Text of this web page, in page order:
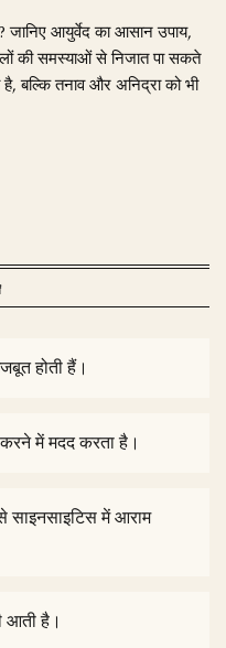
आयुर्वेद का आसान उपाय,
की समस्याओं से निजात पा सकते
बल्कि तनाव और अनिद्रा को भी
होती हैं।
में मदद करता है।
साइनसाइटिस में आराम
आती है।